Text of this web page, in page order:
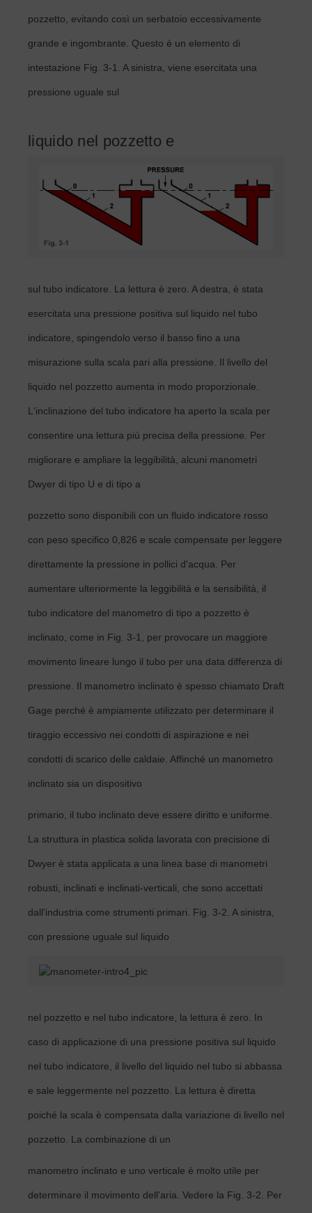
pozzetto, evitando così un serbatoio eccessivamente
grande e ingombrante. Questo è un elemento di
intestazione Fig. 3-1. A sinistra, viene esercitata una
pressione uguale sul
liquido nel pozzetto e
sul tubo indicatore. La lettura è zero. A destra, è stata
esercitata una pressione positiva sul liquido nel tubo
indicatore, spingendolo verso il basso fino a una
misurazione sulla scala pari alla pressione. Il livello del
liquido nel pozzetto aumenta in modo proporzionale.
L'inclinazione del tubo indicatore ha aperto la scala per
consentire una lettura più precisa della pressione. Per
migliorare e ampliare la leggibilità, alcuni manometri
Dwyer di tipo U e di tipo a
pozzetto sono disponibili con un fluido indicatore rosso
con peso specifico 0,826 e scale compensate per leggere
direttamente la pressione in pollici d'acqua. Per
aumentare ulteriormente la leggibilità e la sensibilità, il
tubo indicatore del manometro di tipo a pozzetto è
inclinato, come in Fig. 3-1, per provocare un maggiore
movimento lineare lungo il tubo per una data differenza di
pressione. Il manometro inclinato è spesso chiamato Draft
Gage perché è ampiamente utilizzato per determinare il
tiraggio eccessivo nei condotti di aspirazione e nei
condotti di scarico delle caldaie. Affinché un manometro
inclinato sia un dispositivo
primario, il tubo inclinato deve essere diritto e uniforme.
La struttura in plastica solida lavorata con precisione di
Dwyer è stata applicata a una linea base di manometri
robusti, inclinati e inclinati-verticali, che sono accettati
dall'industria come strumenti primari. Fig. 3-2. A sinistra,
con pressione uguale sul liquido
nel pozzetto e nel tubo indicatore, la lettura è zero. In
caso di applicazione di una pressione positiva sul liquido
nel tubo indicatore, il livello del liquido nel tubo si abbassa
e sale leggermente nel pozzetto. La lettura è diretta
poiché la scala è compensata dalla variazione di livello nel
pozzetto. La combinazione di un
manometro inclinato e uno verticale è molto utile per
determinare il movimento dell'aria. Vedere la Fig. 3-2. Per